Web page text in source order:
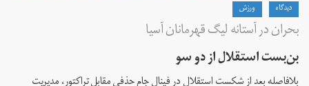
دیدگاه ورزش
بحران در آستانه لیگ قهرمانان آسیا
بن‌بست استقلال از دو سو